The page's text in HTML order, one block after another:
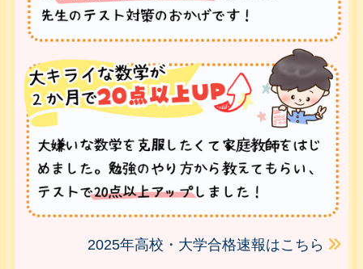
2025年高校・大学合格速報はこちら